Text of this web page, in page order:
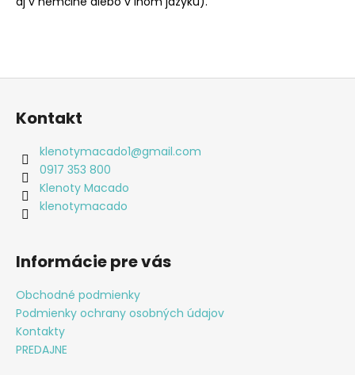
Z
Kontakt
klenotymacado1@gmail.com
0917 353 800
Klenoty Macado
klenotymacado
Informácie pre vás
Obchodné podmienky
Podmienky ochrany osobných údajov
Kontakty
PREDAJNE